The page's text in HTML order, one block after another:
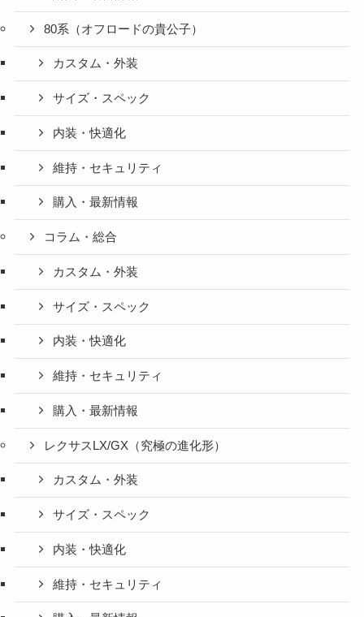
80系（オフロードの貴公子）
カスタム・外装
サイズ・スペック
内装・快適化
維持・セキュリティ
購入・最新情報
コラム・総合
カスタム・外装
サイズ・スペック
内装・快適化
維持・セキュリティ
購入・最新情報
レクサスLX/GX（究極の進化形）
カスタム・外装
サイズ・スペック
内装・快適化
維持・セキュリティ